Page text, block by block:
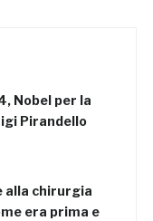
Nobel per la
Pirandello
alla chirurgia
era prima e